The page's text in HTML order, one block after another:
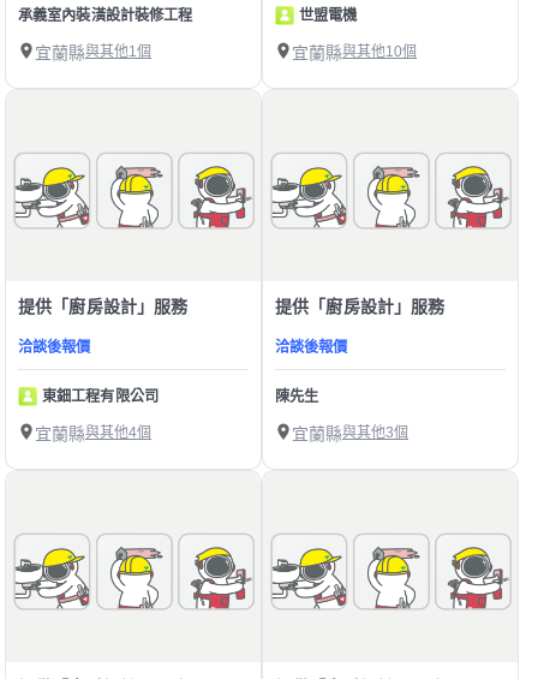
承義室內裝潢設計裝修工程
宜蘭縣與其他1個
世盟電機
宜蘭縣與其他10個
提供「廚房設計」服務
洽談後報價
東鈿工程有限公司
宜蘭縣與其他4個
提供「廚房設計」服務
洽談後報價
陳先生
宜蘭縣與其他3個